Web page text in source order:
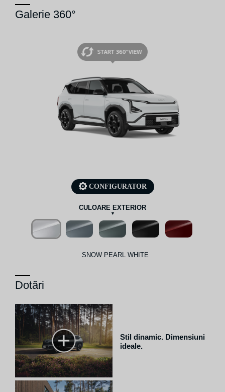
Galerie 360°
CONFIGURATOR
CULOARE EXTERIOR
SNOW PEARL WHITE
Dotări
Stil dinamic. Dimensiuni
ideale.